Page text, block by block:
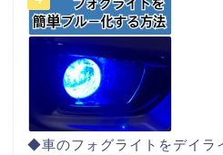
◆車のフォグライトをデイラ